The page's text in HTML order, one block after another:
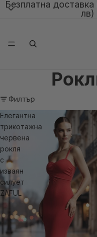
Безплатна
лв)
Филтър
Елегантна
трикотажна
червена
рокля
с
изваян
силует
ZAFUL